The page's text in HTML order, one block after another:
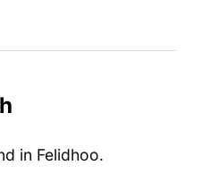
in Felidhoo.